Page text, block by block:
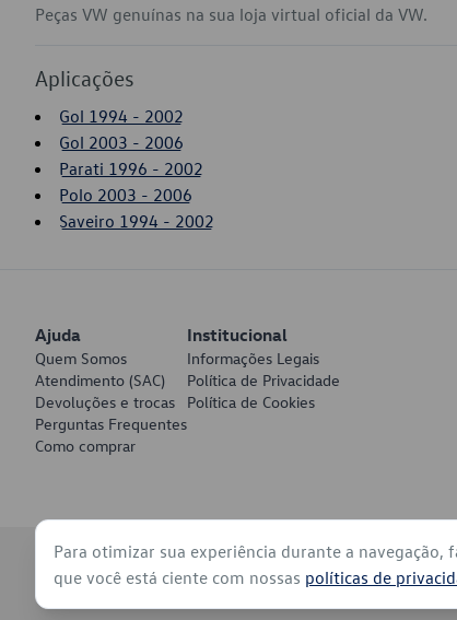
Peças VW genuínas na sua loja virtual oficial da VW.
Aplicações
Gol 1994 - 2002
Gol 2003 - 2006
Parati 1996 - 2002
Polo 2003 - 2006
Saveiro 1994 - 2002
Ajuda
Quem Somos
Atendimento (SAC)
Devoluções e trocas
Perguntas Frequentes
Como comprar
Institucional
Informações Legais
Política de Privacidade
Política de Cookies
© 2026 - Volkswagen do Brasil - Todos os direitos reservados
Para otimizar sua experiência durante a
que você está ciente com nossas políticas de